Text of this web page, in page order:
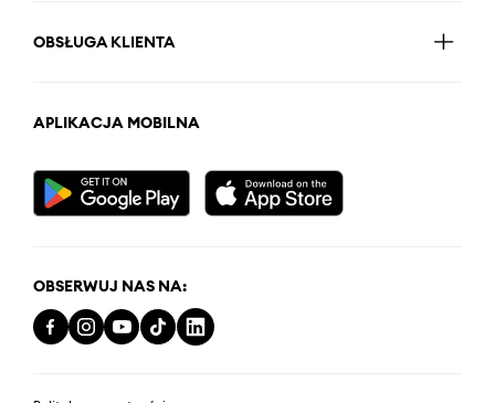
OBSŁUGA KLIENTA
APLIKACJA MOBILNA
OBSERWUJ NAS NA: